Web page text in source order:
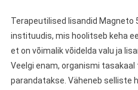
Terapeutilised lisandid Magneto
instituudis, mis hoolitseb keha
et on võimalik võidelda valu ja
Veelgi enam, organismi
parandatakse. Väheneb selliste